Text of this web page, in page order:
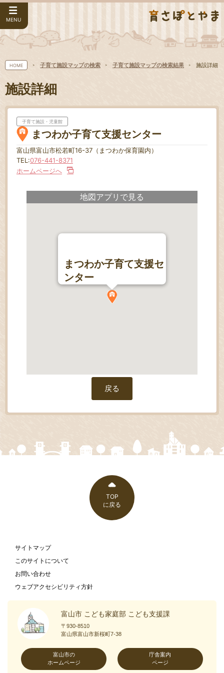
MENU
HOME 子育て施設マップの検索 子育て施設マップの検索結果 施設詳細
施設詳細
子育て施設・児童館
まつわか子育て支援センター
富山県富山市松若町16-37（まつわか保育園内）
TEL:076-441-8371
ホームページへ
地図アプリで見る
まつわか子育て支援セ
ンター
戻る
TOP
に戻る
サイトマップ
このサイトについて
お問い合わせ
ウェブアクセシビリティ方針
富山市 こども家庭部 こども支援課
〒930-8510
富山県富山市新桜町7-38
富山市の
ホームページ
庁舎案内
ページ